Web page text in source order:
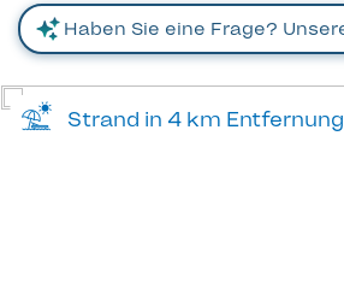
Strand in 4 km Entfernung